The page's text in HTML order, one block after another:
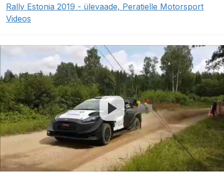
Rally Estonia 2019 - ülevaade, Peratielle Motorsport
Videos